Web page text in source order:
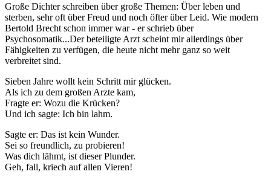
Große Dichter schreiben über große Themen: Über leben und
sterben, sehr oft über Freud und noch öfter über Leid. Wie modern
Bertold Brecht schon immer war - er schrieb über
Psychosomatik...Der beteiligte Arzt scheint mir allerdings über
Fähigkeiten zu verfügen, die heute nicht mehr ganz so weit
verbreitet sind.
Sieben Jahre wollt kein Schritt mir glücken.
Als ich zu dem großen Arzte kam,
Fragte er: Wozu die Krücken?
Und ich sagte: Ich bin lahm.
Sagte er: Das ist kein Wunder.
Sei so freundlich, zu probieren!
Was dich lähmt, ist dieser Plunder.
Geh, fall, kriech auf allen Vieren!